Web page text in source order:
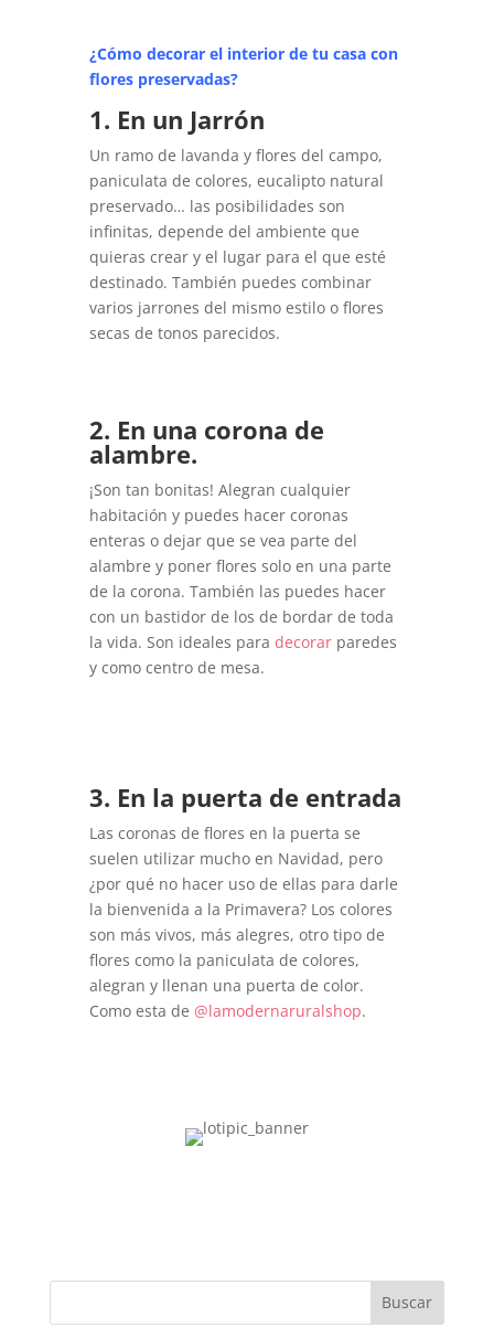
¿Cómo decorar el interior de tu casa con
flores preservadas?
1. En un Jarrón
Un ramo de lavanda y flores del campo,
paniculata de colores, eucalipto natural
preservado… las posibilidades son
infinitas, depende del ambiente que
quieras crear y el lugar para el que esté
destinado. También puedes combinar
varios jarrones del mismo estilo o flores
secas de tonos parecidos.
2. En una corona de
alambre.
¡Son tan bonitas! Alegran cualquier
habitación y puedes hacer coronas
enteras o dejar que se vea parte del
alambre y poner flores solo en una parte
de la corona. También las puedes hacer
con un bastidor de los de bordar de toda
la vida. Son ideales para decorarparedes
y como centro de mesa.
3. En la puerta de entrada
Las coronas de flores en la puerta se
suelen utilizar mucho en Navidad, pero
¿por qué no hacer uso de ellas para darle
la bienvenida a la Primavera? Los colores
son más vivos, más alegres, otro tipo de
flores como la paniculata de colores,
alegran y llenan una puerta de color.
Como esta de @lamodernaruralshop.
Buscar